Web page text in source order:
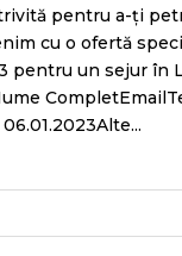
pentru a-ți
cu o ofertă
pentru un sejur în